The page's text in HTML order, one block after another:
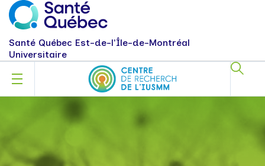
Santé Québec Est-de-l'Île-de-Montréal
Universitaire